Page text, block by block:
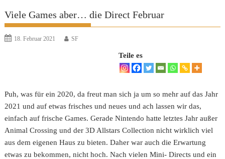
Viele Games aber… die Direct Februar
18. Februar 2021 SF
Teile es
Puh, was für ein 2020, da freut man sich ja um so mehr auf das Jahr
2021 und auf etwas frisches und neues und ach lassen wir das,
einfach auf frische Games. Gerade Nintendo hatte letztes Jahr außer
Animal Crossing und der 3D Allstars Collection nicht wirklich viel
aus dem eigenen Haus zu bieten. Daher war auch die Erwartung
etwas zu bekommen, nicht hoch. Nach vielen Mini- Directs und ein